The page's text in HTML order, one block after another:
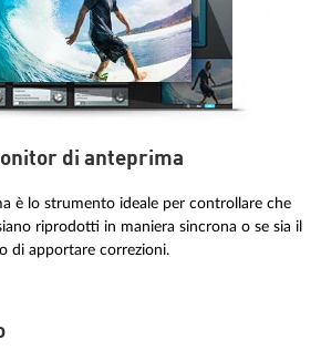
di anteprima
è lo strumento ideale per controllare che
riprodotti in maniera sincrona o se sia il
di apportare correzioni.